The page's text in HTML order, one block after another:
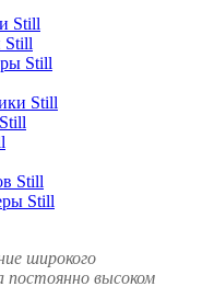
Still
Still
Still
Still
Still
Still
широкого
постоянно высоком